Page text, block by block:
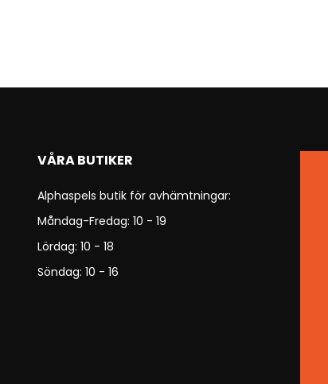
VÅRA BUTIKER
Alphaspels butik för avhämtningar:
Måndag-Fredag: 10 - 19
Lördag: 10 - 18
Söndag: 10 - 16